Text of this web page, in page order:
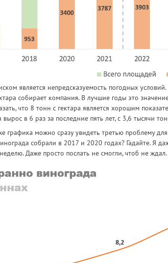
является непредсказуемость погодных
собирает компания. В лучшие годы это
что 8 тонн с гектара является хорошим
вырос в 6 раз за последние пять лет, с 3,6 тысячи
графика можно сразу увидеть третью проблему
собрали в 2017 и 2020 годах? Гадайте. Я
Даже просто послать не смогли, чтоб не